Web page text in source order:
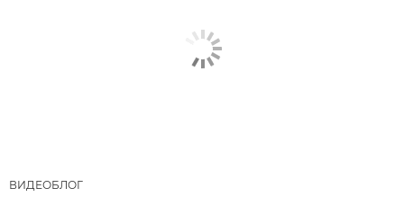
ВИДЕОБЛОГ